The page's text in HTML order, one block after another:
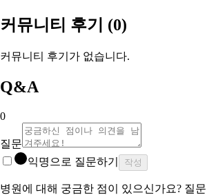
커뮤니티 후기 (0)
커뮤니티 후기가 없습니다.
Q&A
0
질문
익명으로 질문하기
작성
병원에 대해 궁금한 점이 있으신가요? 질